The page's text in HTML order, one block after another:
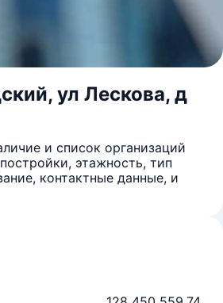
ул Лескова, д
и список организаций
этажность, тип
контактные данные, и